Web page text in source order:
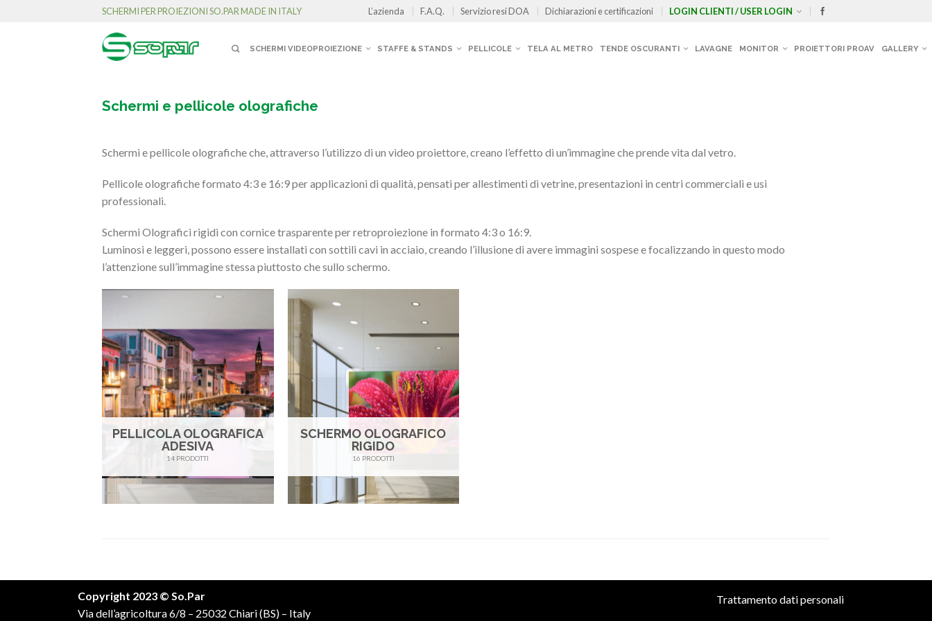
SCHERMI PER PROIEZIONI SO.PAR MADE IN ITALY L’azienda F.A.Q. Servizio resi DOA Dichiarazioni e certificazioni LOGIN CLIENTI / USER LOGIN
SCHERMI VIDEOPROIEZIONE STAFFE & STANDS PELLICOLE TELA AL METRO TENDE OSCURANTI LAVAGNE MONITOR PROIETTORI PROAV GALLERY
Schermi e pellicole olografiche
Schermi e pellicole olografiche che, attraverso l’utilizzo di un video proiettore, creano l’effetto di un’immagine che prende vita dal vetro.
Pellicole olografiche formato 4:3 e 16:9 per applicazioni di qualità, pensati per allestimenti di vetrine, presentazioni in centri commerciali e usi
professionali.
Schermi Olografici rigidi con cornice trasparente per retroproiezione in formato 4:3 o 16:9.
Luminosi e leggeri, possono essere installati con sottili cavi in acciaio, creando l’illusione di avere immagini sospese e focalizzando in questo modo
l’attenzione sull’immagine stessa piuttosto che sullo schermo.
PELLICOLA OLOGRAFICA
ADESIVA
14 PRODOTTI
SCHERMO OLOGRAFICO
RIGIDO
16 PRODOTTI
Copyright 2023 © So.Par
Via dell’agricoltura 6/8 – 25032 Chiari (BS) – Italy
Trattamento dati personali